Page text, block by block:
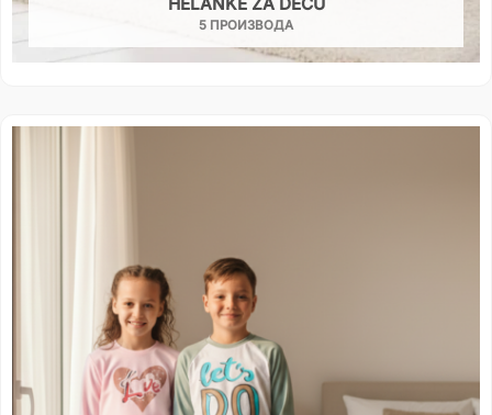
5 ПРОИЗВОДА